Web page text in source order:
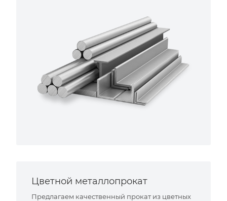
Цветной металлопрокат
Предлагаем качественный прокат из цветных